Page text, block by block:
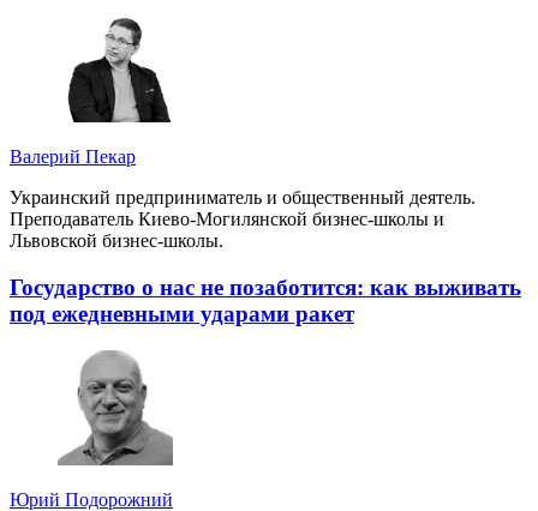
Валерий Пекар
Украинский предприниматель и общественный деятель.
Преподаватель Киево-Могилянской бизнес-школы и
Львовской бизнес-школы.
Государство о нас не позаботится: как выживать
под ежедневными ударами ракет
Юрий Подорожний